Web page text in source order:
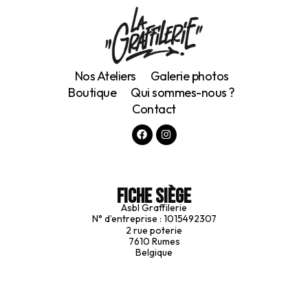
Nos Ateliers
Galerie photos
Boutique
Qui sommes-nous ?
Contact
Fiche siège
Asbl Graffilerie
N° d’entreprise : 1015492307
2 rue poterie
7610 Rumes
Belgique